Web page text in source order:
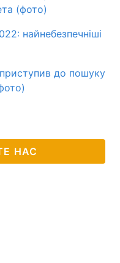
(фото)
найнебезпечніші
до пошуку
НАС